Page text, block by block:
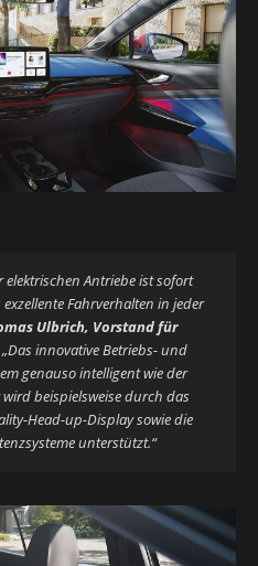
elektrischen Antriebe ist sofort
Fahrverhalten in jeder
Ulbrich, Vorstand für
„Das innovative Betriebs- und
genauso intelligent wie der
beispielsweise durch das
Head-up-Display sowie die
unterstützt.“